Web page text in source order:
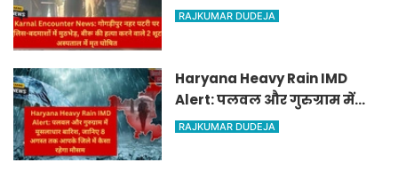
बदमाशों में मुठभेड़, बीरू की हत्या
RAJKUMAR DUDEJA
Haryana Heavy Rain IMD
Alert: पलवल और गुरुग्राम में
मूसलाधार बारिश, जानिए 8 अगस्त
RAJKUMAR DUDEJA